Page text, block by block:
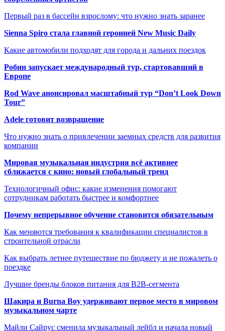
Первый раз в бассейн взрослому: что нужно знать заранее
Sienna Spiro стала главной героиней New Music Daily
Какие автомобили подходят для города и дальних поездок
Робин запускает международный тур, стартовавший в
Европе
Rod Wave анонсировал масштабный тур “Don’t Look Down
Tour”
Adele готовит возвращение
Что нужно знать о привлечении заемных средств для развития
компании
Мировая музыкальная индустрия всё активнее
сближается с кино: новый глобальный тренд
Технологичный офис: какие изменения помогают
сотрудникам работать быстрее и комфортнее
Почему непрерывное обучение становится обязательным
Как меняются требования к квалификации специалистов в
строительной отрасли
Как выбрать летнее путешествие по бюджету и не пожалеть о
поездке
Лучшие бренды блоков питания для B2B-сегмента
Шакира и Burna Boy удерживают первое место в мировом
музыкальном чарте
Майли Сайрус сменила музыкальный лейбл и начала новый